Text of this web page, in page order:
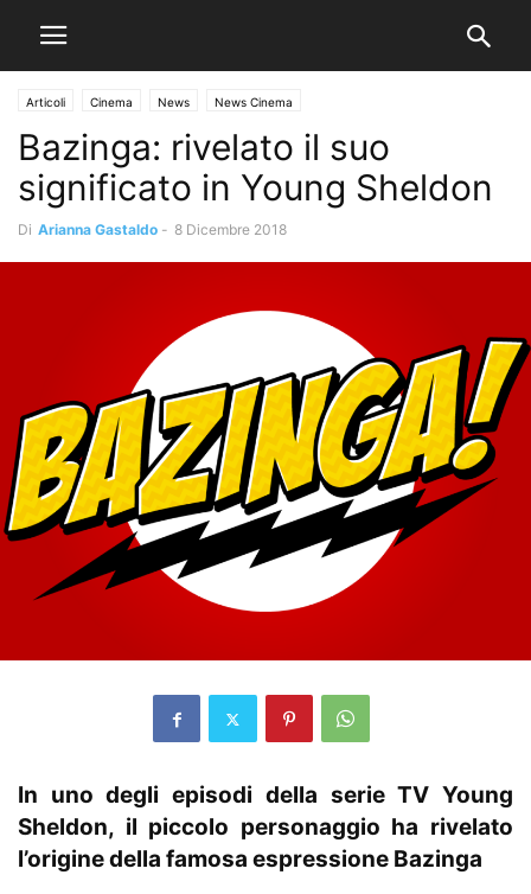
Articoli Cinema News News Cinema
Bazinga: rivelato il suo
significato in Young Sheldon
Di Arianna Gastaldo - 8 Dicembre 2018
In uno degli episodi della serie TV Young
Sheldon, il piccolo personaggio ha rivelato
l’origine della famosa espressione Bazinga